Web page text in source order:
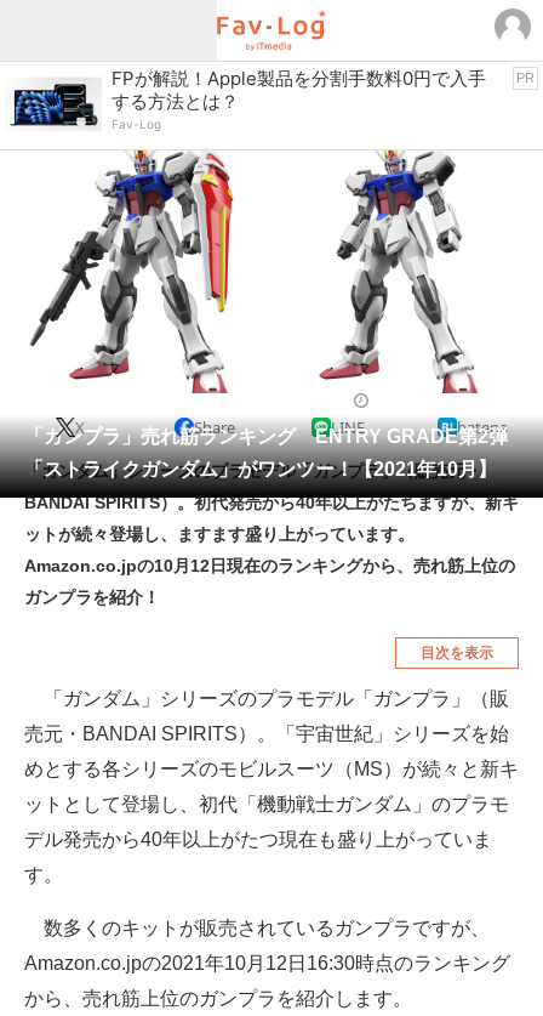
Fav-Logカテゴリー一覧
TOP
インテリア・収納 おもちゃ・ホビー
キッチン家電
キッチン用品
コンテンツ・サービス スイーツ・お菓子
スポーツ・レジャー スマホ・携帯電話
ペット 家電
工具・DIY 本・DVD・CD
生活家電 生活用品
空調・季節家電 美容・コスメ
メディア
スマホと通信の最新トレンド
FPが解説！Apple製品を分割手数料0円で入手
する方法とは？
Fav-Log
PR
「ガンプラ」売れ筋ランキング ENTRY GRADE第2弾
「ストライクガンダム」がワンツー！【2021年10月】
X Share LINE hatena
「ガンダム」シリーズのプラモデル「ガンプラ」（販売元・
BANDAI SPIRITS）。初代発売から40年以上がたちますが、新キ
ットが続々登場し、ますます盛り上がっています。
Amazon.co.jpの10月12日現在のランキングから、売れ筋上位の
ガンプラを紹介！
目次を表示
「ガンダム」シリーズのプラモデル「ガンプラ」（販
売元・BANDAI SPIRITS）。「宇宙世紀」シリーズを始
めとする各シリーズのモビルスーツ（MS）が続々と新キ
ットとして登場し、初代「機動戦士ガンダム」のプラモ
デル発売から40年以上がたつ現在も盛り上がっていま
す。
数多くのキットが販売されているガンプラですが、
Amazon.co.jpの2021年10月12日16:30時点のランキング
から、売れ筋上位のガンプラを紹介します。